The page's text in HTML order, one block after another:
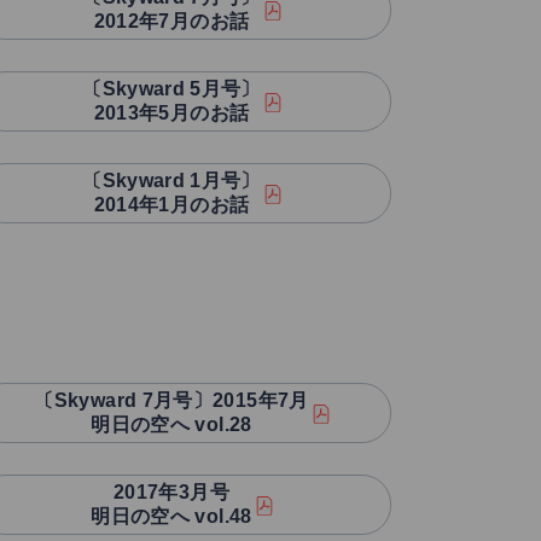
2012年7月のお話
〔Skyward 5月号〕
2013年5月のお話
〔Skyward 1月号〕
2014年1月のお話
〔Skyward 7月号〕2015年7月
明日の空へ vol.28
2017年3月号
明日の空へ vol.48